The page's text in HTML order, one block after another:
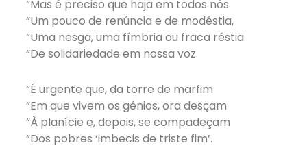
“Mas é preciso que haja em todos nós
“Um pouco de renúncia e de modéstia,
“Uma nesga, uma fímbria ou fraca réstia
“De solidariedade em nossa voz.
“É urgente que, da torre de marfim
“Em que vivem os génios, ora desçam
“À planície e, depois, se compadeçam
“Dos pobres ‘imbecis de triste fim’.